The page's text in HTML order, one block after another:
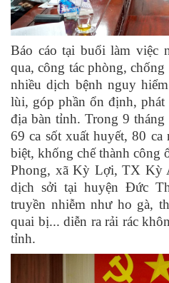
Báo cáo tại buổi làm việc
qua, công tác phòng,
nhiều dịch bệnh nguy
lùi, góp phần ổn định,
địa bàn tỉnh. Trong 9
69 ca sốt xuất huyết, 80 ca
biệt, khống chế thành công
Phong, xã Kỳ Lợi, TX Kỳ
dịch sởi tại huyện Đức
truyền nhiễm như ho gà,
quai bị... diễn ra rải rác
tỉnh.